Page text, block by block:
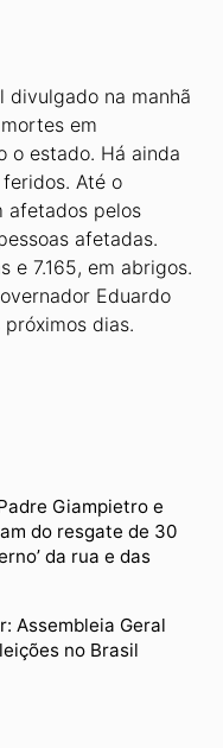
divulgado na manhã
em
o estado. Há ainda
Até o
afetados pelos
afetadas.
e 7.165, em abrigos.
Eduardo
dias.
Giampietro e
do resgate de 30
da rua e das
Assembleia Geral
no Brasil